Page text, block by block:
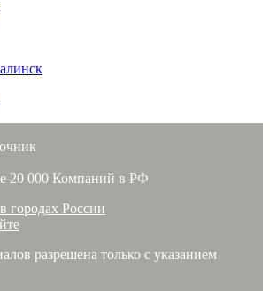
20 000 Компаний в РФ
городах России
разрешена только с указанием